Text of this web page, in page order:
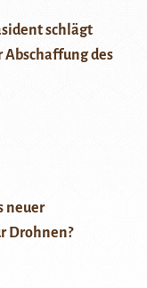
schlägt
Abschaffung des
neuer
Drohnen?